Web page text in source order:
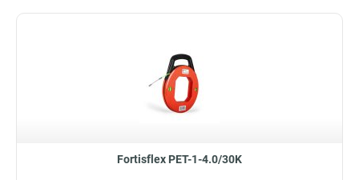
Fortisflex PET-1-4.0/30K